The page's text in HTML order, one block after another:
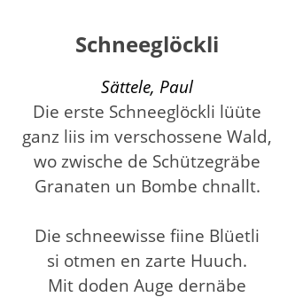
Schneeglöckli
Sättele, Paul
Die erste Schneeglöckli lüüte
ganz liis im verschossene Wald,
wo zwische de Schützegräbe
Granaten un Bombe chnallt.
Die schneewisse fiine Blüetli
si otmen en zarte Huuch.
Mit doden Auge dernäbe